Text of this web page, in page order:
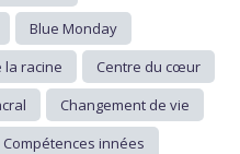
Blue Monday
la racine
Centre du cœur
Changement de vie
Compétences innées